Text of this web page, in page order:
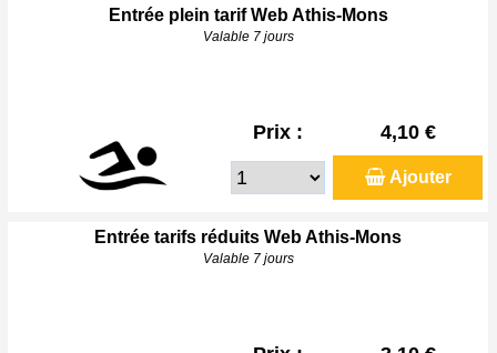
Entrée plein tarif Web Athis-Mons
Valable 7 jours
Prix : 4,10 €
Ajouter
Entrée tarifs réduits Web Athis-Mons
Valable 7 jours